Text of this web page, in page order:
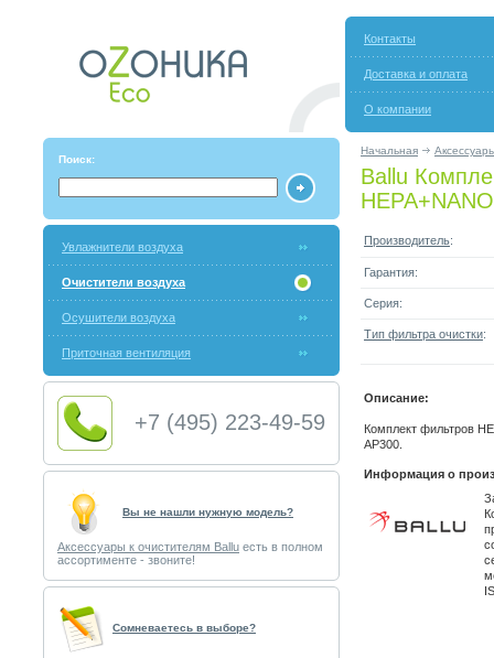
Контакты
Доставка и оплата
О компании
Поиск:
Начальная
Ballu
Увлажнители воздуха
Очистители воздуха
Осушители воздуха
Приточная вентиляция
+7 (495) 223-49-59
Вы не нашли нужную модель?
Аксессуары к очистителям Ballu есть в полном
ассортименте - звоните!
Cомневаетесь в выборе?
Производитель:
Гарантия:
Серия:
Тип фильтра очистки:
Описание:
Комплект фильтров
AP300.
Информация о